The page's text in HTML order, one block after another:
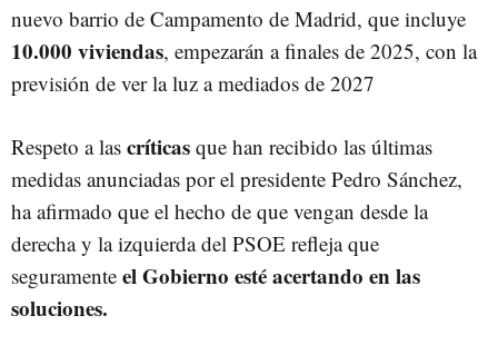
nuevo barrio de Campamento de Madrid, que incluye
10.000 viviendas, empezarán a finales de 2025, con la
previsión de ver la luz a mediados de 2027
Respeto a las críticas que han recibido las últimas
medidas anunciadas por el presidente Pedro Sánchez,
ha afirmado que el hecho de que vengan desde la
derecha y la izquierda del PSOE refleja que
seguramente el Gobierno esté acertando en las
soluciones.